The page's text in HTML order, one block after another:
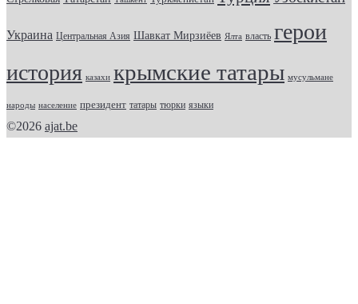
Украина Центральная Азия Шавкат Мирзиёев Ялта власть герои
история казахи крымские татары мусульмане
народы население президент татары тюрки языки
©2026 ajat.be